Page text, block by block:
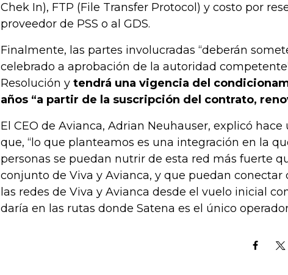
Chek In), FTP (File Transfer Protocol) y costo por
proveedor de PSS o al GDS.
Finalmente, las partes involucradas “deberán
celebrado a aprobación de la autoridad
Resolución y tendrá una vigencia del
años “a partir de la suscripción del contrato,
El CEO de Avianca, Adrian Neuhauser, explicó hace
que, “lo que planteamos es una integración en la
personas se puedan nutrir de esta red más fuerte
conjunto de Viva y Avianca, y que puedan conectar
las redes de Viva y Avianca desde el vuelo inicial
daría en las rutas donde Satena es el único